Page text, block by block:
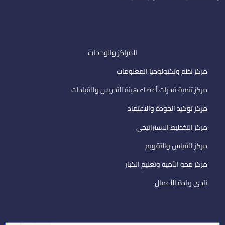
المراكز والوحدات
مركز نظم وتكنولوجيا المعلومات
مركز تنمية قدرات أعضاء هيئة التدريس والقيادات
مركز توكيد الجودة والاعتماد
مركز التخطيط الاستراتيجى
مركز القياس والتقويم
مركز محو الأمية وتعليم الكبار
نادى ريادة الأعمال